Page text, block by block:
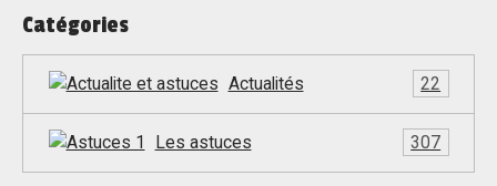
Catégories
Actualités 22
Les astuces 307